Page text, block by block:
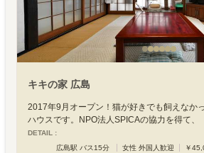
キキの家 広島
2017年9月オープン！猫が好きでも飼えなか
ハウスです。NPO法人SPICAの協力を得て、
DETAIL :
広島駅 バス15分
女性 外国人歓迎 ￥